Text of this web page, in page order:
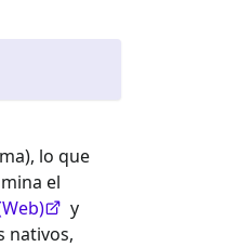
lo que
el
y
nativos,